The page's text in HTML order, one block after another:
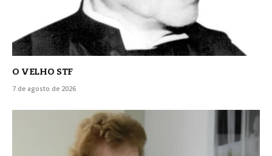
O VELHO STF
7 de agosto de 2026